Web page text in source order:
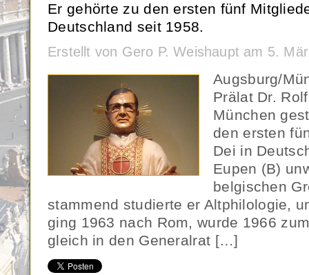
Er gehörte zu den ersten fünf
Deutschland seit 1958.
Erstellt von Gero P. Weishaupt am 5.
Augsburg/
Prälat Dr.
München
den ersten
Dei in
Eupen (B)
belgischen
stammend studierte er Altphilologie,
ging 1963 nach Rom, wurde 1966
gleich in den Generalrat […]